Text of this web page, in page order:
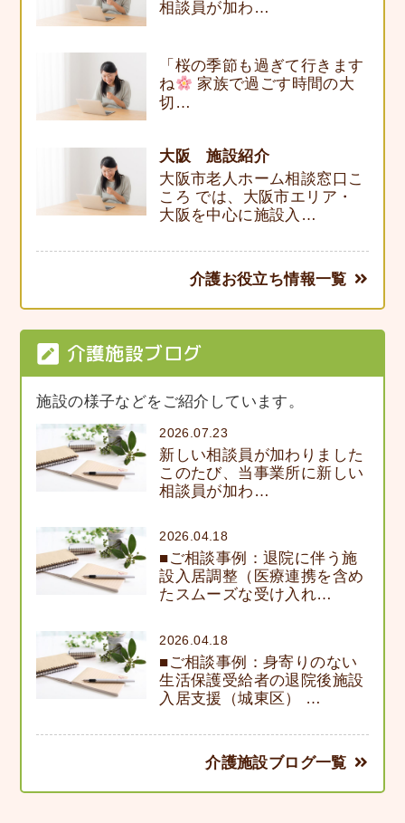
相談員が加わ…
「桜の季節も過ぎて行きます
ね
家族で過ごす時間の大
切…
大阪 施設紹介
大阪市老人ホーム相談窓口こ
ころ では、大阪市エリア・
大阪を中心に施設入…
介護お役立ち情報一覧
介護施設ブログ
施設の様子などをご紹介しています。
2026.07.23
新しい相談員が加わりました
このたび、当事業所に新しい
相談員が加わ…
2026.04.18
■ご相談事例：退院に伴う施
設入居調整（医療連携を含め
たスムーズな受け入れ…
2026.04.18
■ご相談事例：身寄りのない
生活保護受給者の退院後施設
入居支援（城東区） …
介護施設ブログ一覧